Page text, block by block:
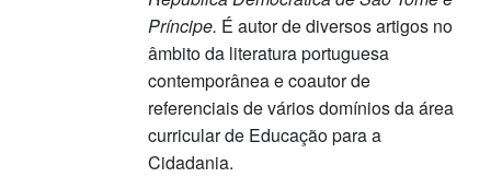
Príncipe. É autor de diversos artigos no
âmbito da literatura portuguesa
contemporânea e coautor de
referenciais de vários domínios da área
curricular de Educação para a
Cidadania.